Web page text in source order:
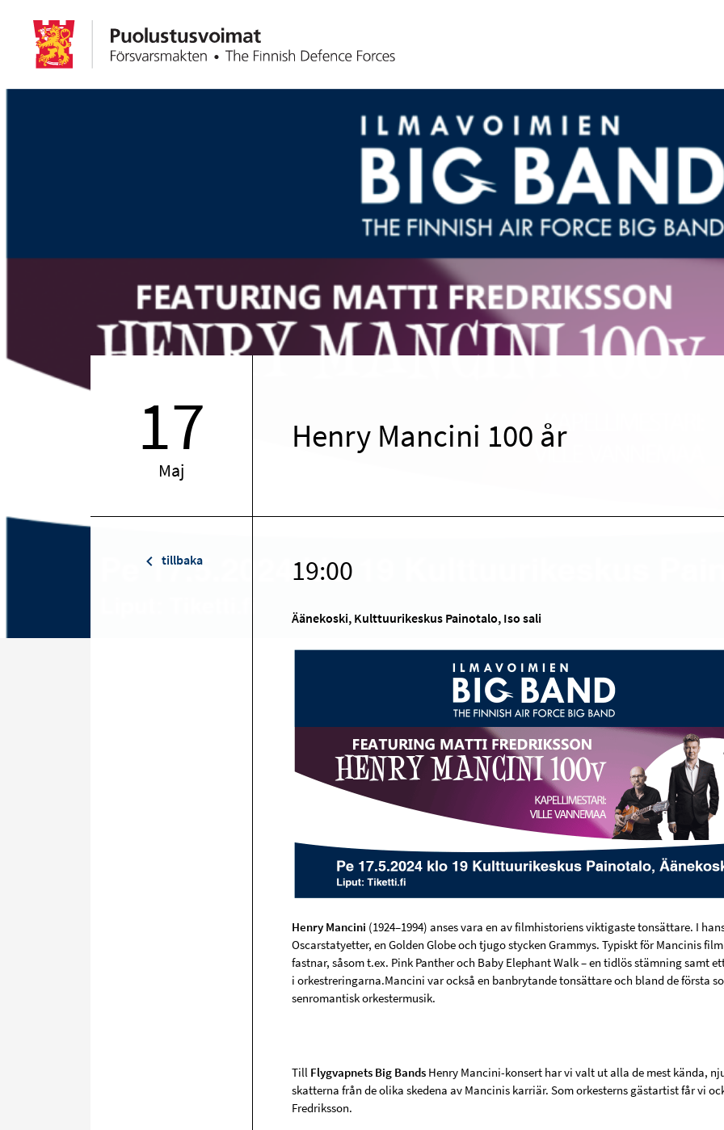
17
Maj
Henry Mancini 100 år
tillbaka 19:00
Äänekoski, Kulttuurikeskus Painotalo, Iso sali
Henry Mancini (1924–1994) anses vara en av filmhistoriens viktigaste tonsättare. I
Oscarstatyetter, en Golden Globe och tjugo stycken Grammys. Typiskt för Mancinis
fastnar, såsom t.ex. Pink Panther och Baby Elephant Walk – en tidlös stämning
i orkestreringarna.Mancini var också en banbrytande tonsättare och bland de första
senromantisk orkestermusik.
Till Flygvapnets Big Bands Henry Mancini-konsert har vi valt ut alla de mest kända,
skatterna från de olika skedena av Mancinis karriär. Som orkesterns gästartist får vi
Fredriksson.